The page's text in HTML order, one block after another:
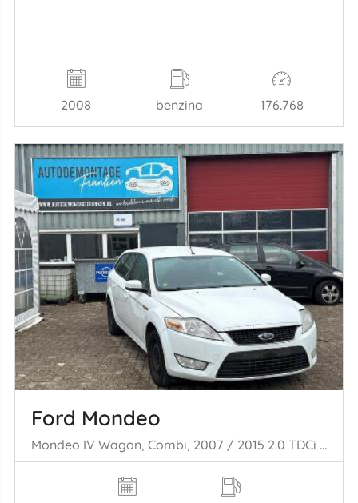
2008 benzina 176.768
Ford Mondeo
Mondeo IV Wagon, Combi, 2007 / 2015 2.0 TDCi 130 16V